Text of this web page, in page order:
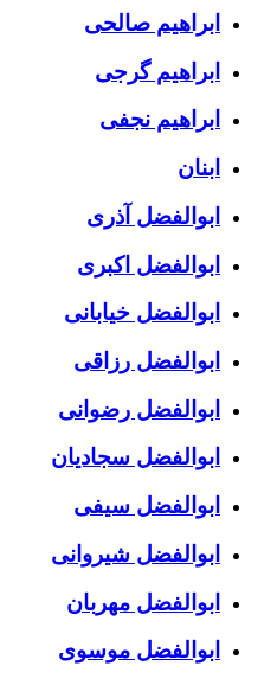
ابراهیم صالحی
ابراهیم گرجی
ابراهیم نجفی
ابنان
ابوالفضل آذری
ابوالفضل اکبری
ابوالفضل خیابانی
ابوالفضل رزاقی
ابوالفضل رضوانی
ابوالفضل سجادیان
ابوالفضل سیفی
ابوالفضل شیروانی
ابوالفضل مهربان
ابوالفضل موسوی